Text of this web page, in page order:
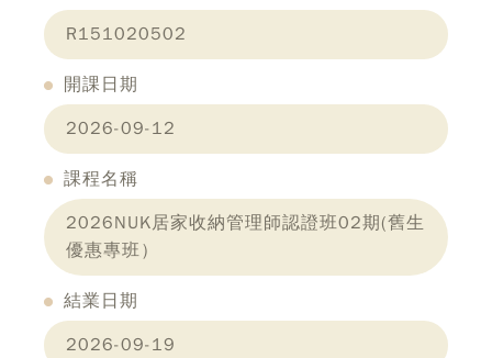
R151020502
開課日期
2026-09-12
課程名稱
2026NUK居家收納管理師認證班02期(舊生
優惠專班）
結業日期
2026-09-19